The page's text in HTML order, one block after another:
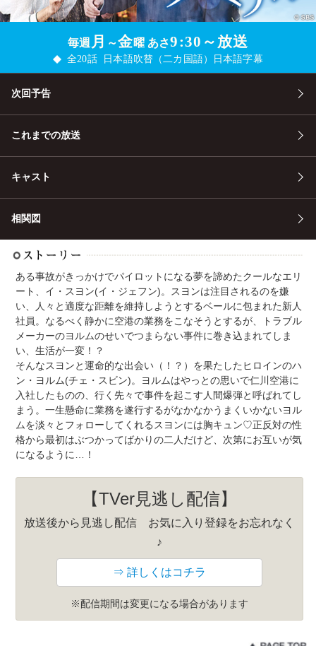
毎週 月 ～金曜 あさ9:30～放送
全20話 日本語吹替（二カ国語） 日本語字幕
次回予告
これまでの放送
キャスト
相関図
ある事故がきっかけでパイロットになる夢を諦めたクールなエリ
ート、イ・スヨン(イ・ジェフン)。スヨンは注目されるのを嫌
い、人々と適度な距離を維持しようとするベールに包まれた新人
社員。なるべく静かに空港の業務をこなそうとするが、トラブル
メーカーのヨルムのせいでつまらない事件に巻き込まれてしま
い、生活が一変！？
そんなスヨンと運命的な出会い（！？）を果たしたヒロインのハ
ン・ヨルム(チェ・スビン)。ヨルムはやっとの思いで仁川空港に
入社したものの、行く先々で事件を起こす人間爆弾と呼ばれてし
まう。一生懸命に業務を遂行するがなかなかうまくいかないヨル
ムを淡々とフォローしてくれるスヨンには胸キュン♡正反対の性
格から最初はぶつかってばかりの二人だけど、次第にお互いが気
になるように…！
【TVer見逃し配信】
放送後から見逃し配信 お気に入り登録をお忘れなく
♪
⇒ 詳しくはコチラ
※配信期間は変更になる場合があります